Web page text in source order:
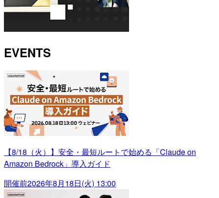
EVENTS
【8/18（火）】安全・最短ルートで始める「Claude on
Amazon Bedrock」導入ガイド
開催前2026年8月18日(火) 13:00